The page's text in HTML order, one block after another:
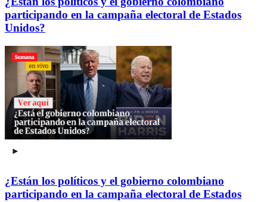
participando en la campaña electoral de Estados
Unidos?
¿Están los políticos y el gobierno colombiano
participando en la campaña electoral de Estados